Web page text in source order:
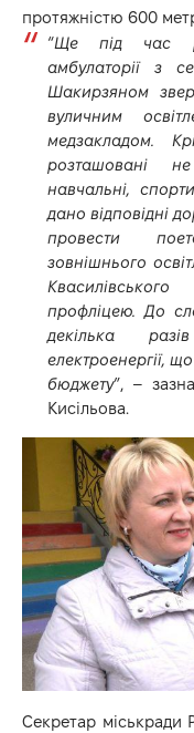
протяжністю 600
“Ще під час
амбулаторії з
Шакирзяном
вуличним
медзакладом.
розташовані
навчальні,
дано відповідні
провести
зовнішнього
профліцею. До
декілька
електроенергії,
бюджету”, –
Кисільова.
Секретар міськради